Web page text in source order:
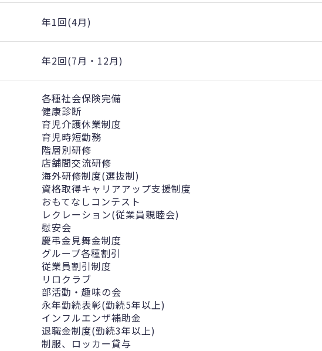
年1回(4月)
年2回(7月・12月)
各種社会保険完備
健康診断
育児介護休業制度
育児時短勤務
階層別研修
店舗間交流研修
海外研修制度(選抜制)
資格取得キャリアアップ支援制度
おもてなしコンテスト
レクレーション(従業員親睦会)
慰安会
慶弔金見舞金制度
グループ各種割引
従業員割引制度
リロクラブ
部活動・趣味の会
永年勤続表彰(勤続5年以上)
インフルエンザ補助金
退職金制度(勤続3年以上)
制服、ロッカー貸与